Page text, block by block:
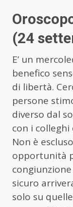
(24
E’ un
benefico
di libertà.
persone
diverso dal
con i
Non è
opportunità
sicuro
solo su